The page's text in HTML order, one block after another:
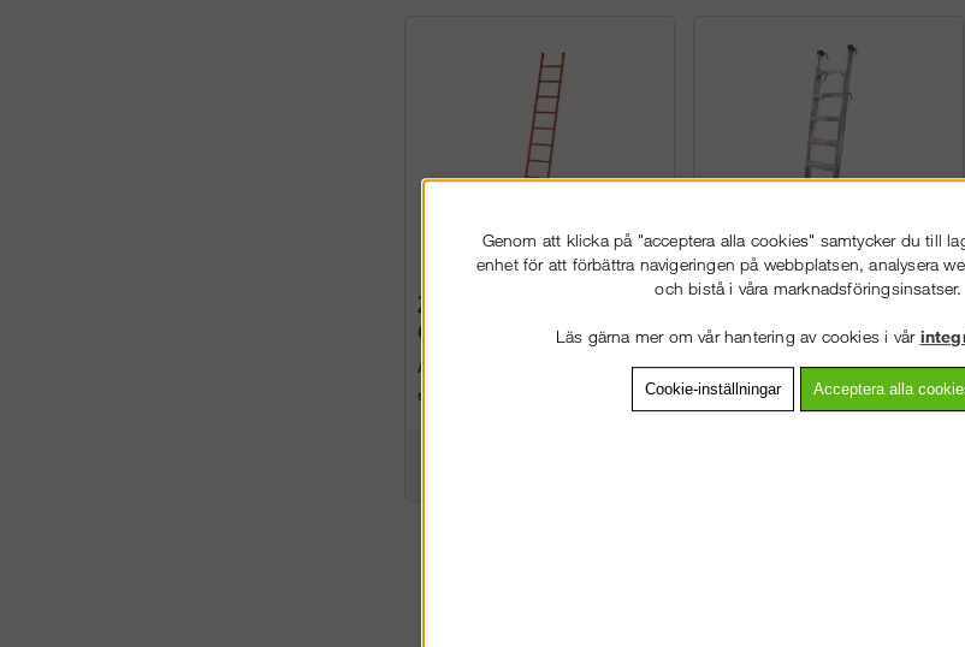
Zarges Enkelstege
Glasfiber Z600
Anliggande säkerhetsstege för
snabb användning i kemisk eller
Skeppshult Lagerstege
Lagerstegen kan användas vid
pallställ, lagerhyllor med mera.
Genom att klicka på "acceptera alla cookies" samtycker du till
enhet för att förbättra navigeringen på webbplatsen, analysera
och bistå i våra marknadsföringsinsatser.
Läs gärna mer om vår hantering av cookies i vår
Cookie-inställningar Acceptera alla